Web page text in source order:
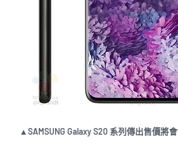
▲SAMSUNG Galaxy S20 系列傳出售價將